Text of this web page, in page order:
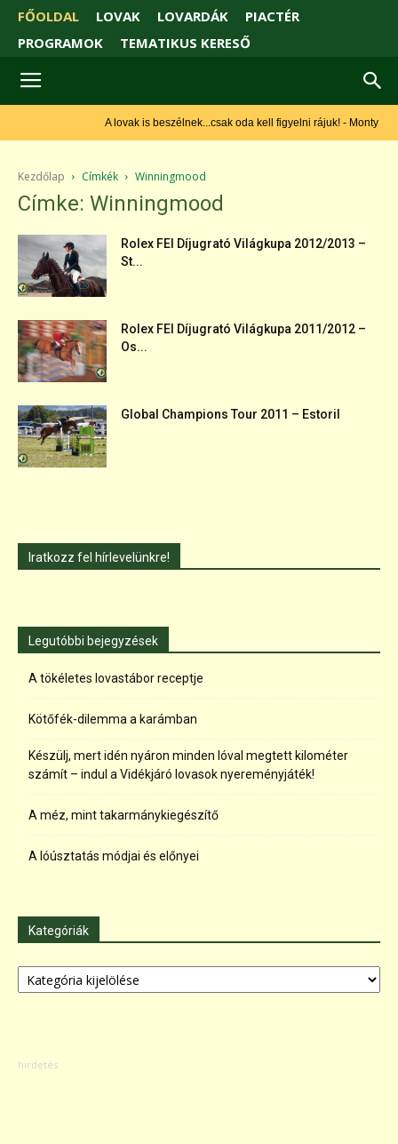
FŐOLDAL LOVAK LOVARDÁK
PIACTÉR
PROGRAMOK
TEMATIKUS KERESŐ
A lovak is beszélnek...csak oda kell figyelni rájuk! - Monty Roberts
Kezdőlap Címkék Winningmood
Címke: Winningmood
Rolex FEI Díjugrató Világkupa 2012/2013 –
St...
Rolex FEI Díjugrató Világkupa 2011/2012 –
Os...
Global Champions Tour 2011 – Estoril
Iratkozz fel hírlevelünkre!
Legutóbbi bejegyzések
A tökéletes lovastábor receptje
Kötőfék-dilemma a karámban
Készülj, mert idén nyáron minden lóval megtett kilométer
számít – indul a Vidékjáró lovasok nyereményjáték!
A méz, mint takarmánykiegészítő
A lóúsztatás módjai és előnyei
Kategóriák
Kategóriák